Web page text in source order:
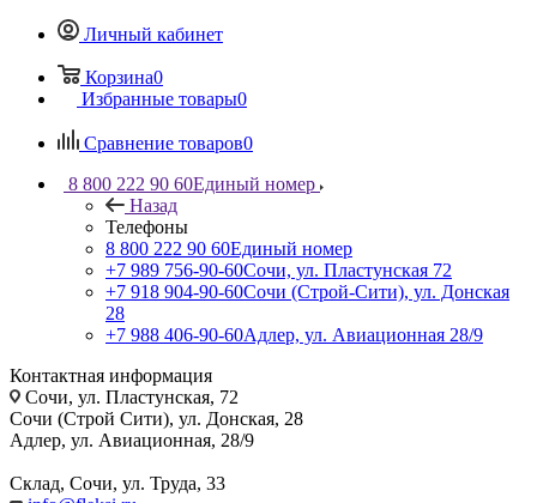
Личный кабинет
Корзина0
Избранные товары0
Сравнение товаров0
8 800 222 90 60Единый номер
Назад
Телефоны
8 800 222 90 60Единый номер
+7 989 756-90-60Сочи, ул. Пластунская 72
+7 918 904-90-60Сочи (Строй-Сити), ул. Донская
28
+7 988 406-90-60Адлер, ул. Авиационная 28/9
Контактная информация
Сочи, ул. Пластунская, 72
Сочи (Строй Сити), ул. Донская, 28
Адлер, ул. Авиационная, 28/9
Склад, Сочи, ул. Труда, 33